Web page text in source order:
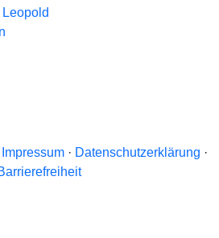
Leopold
Impressum· Datenschutzerklärung ·